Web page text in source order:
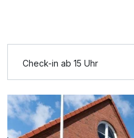
Zusatznächte
Für 5 Tage
Check-in ab 15 Uhr